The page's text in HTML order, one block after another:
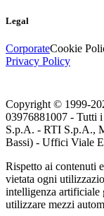
Legal
CorporateCookie
Privacy Policy
Copyright © 1999-
03976881007 - Tutti
S.p.A. - RTI S.p.A.,
Bassi) - Uffici Viale
Rispetto ai contenuti
vietata ogni
intelligenza artificiale
utilizzare mezzi